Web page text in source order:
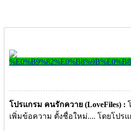
โปรแกรม คนรักควาย (LoveFiles) :
เพิ่มข้อความ ตั้งชื่อใหม่.... โดยโป